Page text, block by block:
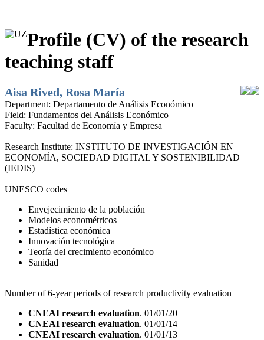
Profile (CV) of the research
teaching staff
Aisa Rived, Rosa María
Department: Departamento de Análisis Económico
Field: Fundamentos del Análisis Económico
Faculty: Facultad de Economía y Empresa
Research Institute: INSTITUTO DE INVESTIGACIÓN EN
ECONOMÍA, SOCIEDAD DIGITAL Y SOSTENIBILIDAD
(IEDIS)
UNESCO codes
Envejecimiento de la población
Modelos econométricos
Estadística económica
Innovación tecnológica
Teoría del crecimiento económico
Sanidad
Number of 6-year periods of research productivity evaluation
CNEAI research evaluation. 01/01/20
CNEAI research evaluation. 01/01/14
CNEAI research evaluation. 01/01/13